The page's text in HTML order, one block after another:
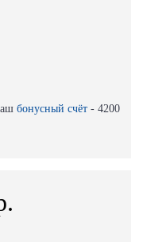
бонусный счёт - 4200